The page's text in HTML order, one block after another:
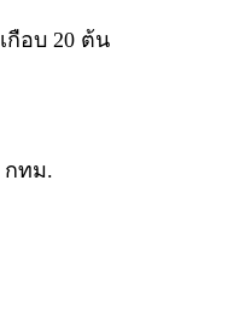
กือบ 20 ต้น
กทม.